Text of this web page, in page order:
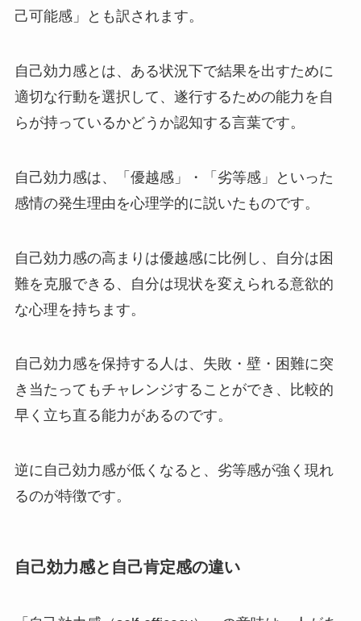
己可能感」とも訳されます。
自己効力感とは、ある状況下で結果を出すために
適切な行動を選択して、遂行するための能力を自
らが持っているかどうか認知する言葉です。
自己効力感は、「優越感」・「劣等感」といった
感情の発生理由を心理学的に説いたものです。
自己効力感の高まりは優越感に比例し、自分は困
難を克服できる、自分は現状を変えられる意欲的
な心理を持ちます。
自己効力感を保持する人は、失敗・壁・困難に突
き当たってもチャレンジすることができ、比較的
早く立ち直る能力があるのです。
逆に自己効力感が低くなると、劣等感が強く現れ
るのが特徴です。
自己効力感と自己肯定感の違い